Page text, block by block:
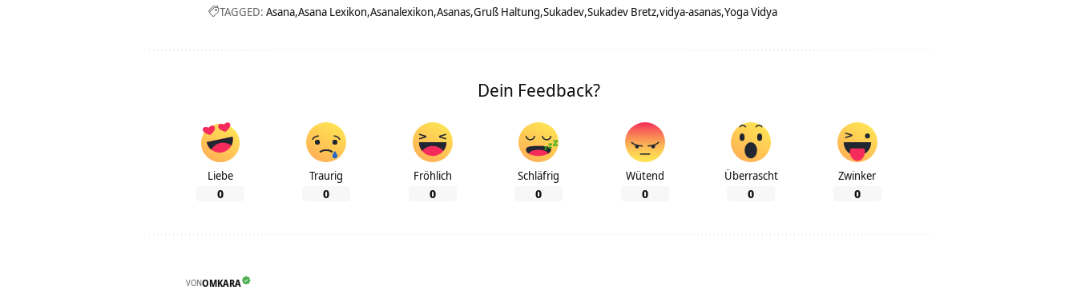
TAGGED: Asana Asana Lexikon Asanalexikon Asanas Gruß Haltung Sukadev Sukadev Bretz vidya-asanas Yoga Vidya
Dein Feedback?
Liebe
0
Traurig
0
Fröhlich
0
Schläfrig
0
Wütend
0
Überrascht
0
Zwinker
0
VONOMKARA